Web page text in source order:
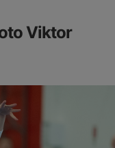
Viktor